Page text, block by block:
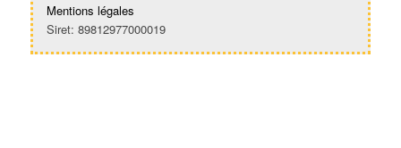
Mentions légales
Siret: 89812977000019